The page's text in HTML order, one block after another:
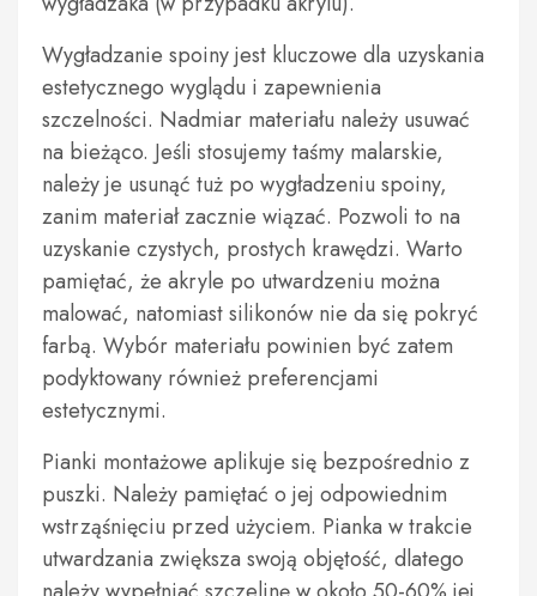
Wygładzanie spoiny jest kluczowe dla uzyskania
estetycznego wyglądu i zapewnienia
szczelności. Nadmiar materiału należy usuwać
na bieżąco. Jeśli stosujemy taśmy malarskie,
należy je usunąć tuż po wygładzeniu spoiny,
zanim materiał zacznie wiązać. Pozwoli to na
uzyskanie czystych, prostych krawędzi. Warto
pamiętać, że akryle po utwardzeniu można
malować, natomiast silikonów nie da się pokryć
farbą. Wybór materiału powinien być zatem
podyktowany również preferencjami
estetycznymi.
Pianki montażowe aplikuje się bezpośrednio z
puszki. Należy pamiętać o jej odpowiednim
wstrząśnięciu przed użyciem. Pianka w trakcie
utwardzania zwiększa swoją objętość, dlatego